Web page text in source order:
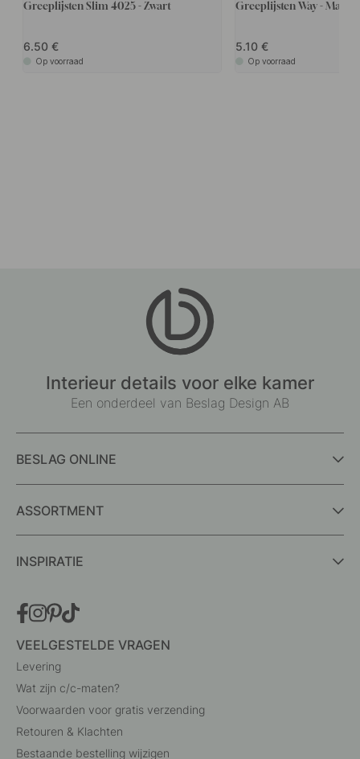
Greeplijsten Slim 4025 - Zwart
6.50
Op voorraad
Greeplijsten Way - Mat
5.10
Op voorraad
Interieur details voor elke kamer
Een onderdeel van Beslag Design AB
BESLAG ONLINE
ASSORTMENT
INSPIRATIE
VEELGESTELDE VRAGEN
Levering
Wat zijn c/c-maten?
Voorwaarden voor gratis verzending
Retouren & Klachten
Bestaande bestelling wijzigen